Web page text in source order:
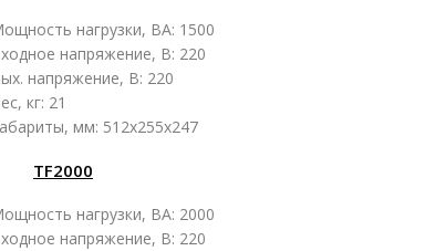
нагрузки, ВА: 1500
напряжение, В: 220
напряжение, В: 220
кг: 21
мм: 512x255x247
TF2000
нагрузки, ВА: 2000
напряжение, В: 220